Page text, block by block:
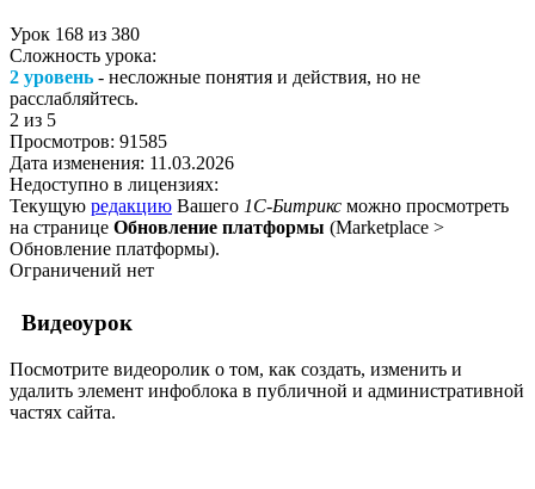
Урок 168 из 380
Сложность урока:
2 уровень - несложные понятия и действия, но не
расслабляйтесь.
2 из 5
Просмотров: 91585
Дата изменения: 11.03.2026
Недоступно в лицензиях:
Текущую редакцию Вашего 1С-Битрикс можно просмотреть
на странице Обновление платформы (Marketplace >
Обновление платформы).
Ограничений нет
Видеоурок
Посмотрите видеоролик о том, как создать, изменить и
удалить элемент инфоблока в публичной и административной
частях сайта.